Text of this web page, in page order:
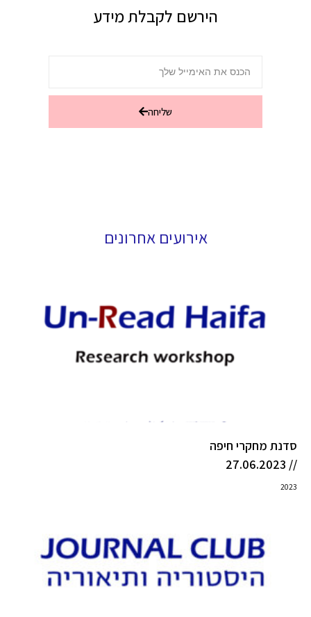
הירשם לקבלת מידע
שליחה
אירועים אחרונים
סדנת מחקרי חיפה
// 27.06.2023
2023